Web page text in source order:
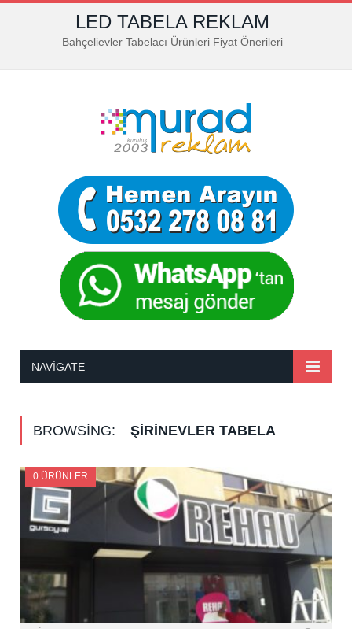
LED TABELA REKLAM
Bahçelievler Tabelacı Ürünleri Fiyat Önerileri
NAVIGATE
BROWSING: ŞIRINEVLER TABELA
0 ÜRÜNLER